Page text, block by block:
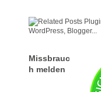
Missbrauc
h melden